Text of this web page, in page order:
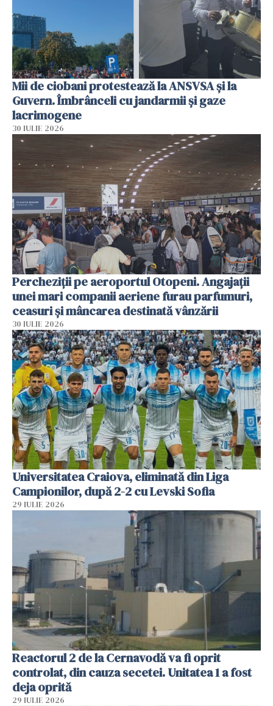
Mii de ciobani protestează la ANSVSA și la
Guvern. Îmbrânceli cu jandarmii și gaze
lacrimogene
30 IULIE 2026
Percheziții pe aeroportul Otopeni. Angajații
unei mari companii aeriene furau parfumuri,
ceasuri și mâncarea destinată vânzării
30 IULIE 2026
Universitatea Craiova, eliminată din Liga
Campionilor, după 2-2 cu Levski Sofia
29 IULIE 2026
Reactorul 2 de la Cernavodă va fi oprit
controlat, din cauza secetei. Unitatea 1 a fost
deja oprită
29 IULIE 2026